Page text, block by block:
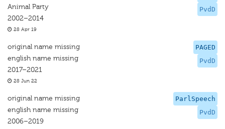
PvdD
Animal Party
2002–2014
28 Apr 19
PAGED
PvdD
original name missing
english name missing
2017–2021
28 Jun 22
ParlSpeech
PvdD
original name missing
english name missing
2006–2019